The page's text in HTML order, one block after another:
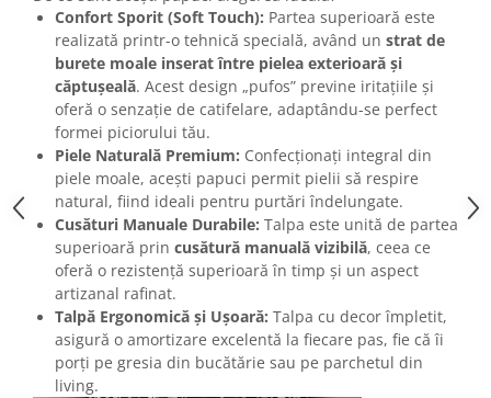
Confort Sporit (Soft Touch): Partea superioară este
realizată printr-o tehnică specială, având un strat de
burete moale inserat între pielea exterioară și
căptușeală. Acest design „pufos” previne iritațiile și
oferă o senzație de catifelare, adaptându-se perfect
formei piciorului tău.
Piele Naturală Premium: Confecționați integral din
piele moale, acești papuci permit pielii să respire
natural, fiind ideali pentru purtări îndelungate.
Cusături Manuale Durabile: Talpa este unită de partea
superioară prin cusătură manuală vizibilă, ceea ce
oferă o rezistență superioară în timp și un aspect
artizanal rafinat.
Talpă Ergonomică și Ușoară: Talpa cu decor împletit,
asigură o amortizare excelentă la fiecare pas, fie că îi
porți pe gresia din bucătărie sau pe parchetul din
living.